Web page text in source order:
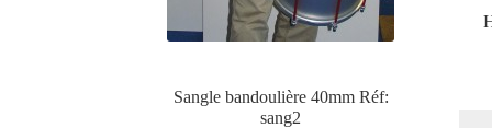
Sangle bandoulière 40mm Réf:
sang2